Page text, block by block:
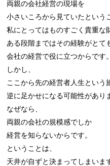
両親の会社経営の現場を
小さいころから見ていたという
私にとってはものすごく貴重な
ある段階まではその経験がとて
会社の経営で役に立つからです。
しかし、
ここから先の経営者人生という
逆に足かせになる可能性があり
なぜなら、
両親の会社の規模感でしか
経営を知らないからです。
ということは、
天井が自ずと決まってしまいま